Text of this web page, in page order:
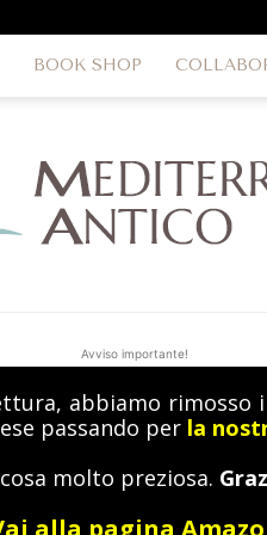
BOOK SHOP
Avviso importante!
abbiamo
passando per la
molto preziosa.
alla pagina